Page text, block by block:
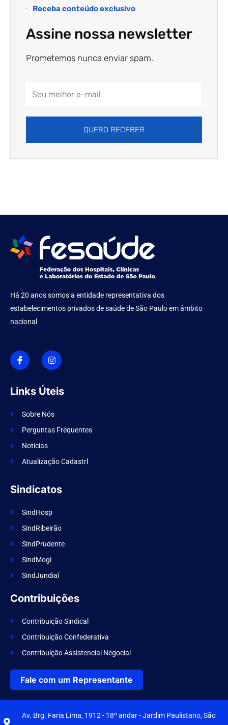
Receba conteúdo exclusivo
Assine nossa newsletter
Prometemos nunca enviar spam.
QUERO RECEBER
Há 20 anos somos a entidade representativa dos
estabelecimentos privados de saúde de São Paulo em âmbito
nacional
I
c
o
n
f
a
e
o
k
I
n
s
t
g
r
m
Links Úteis
Sobre Nós
Perguntas Frequentes
Notícias
Atualização Cadastrl
Sindicatos
SindHosp
SindRibeirão
SindPrudente
SindMogi
SindJundiaí
Contribuições
Contribuição Sindical
Contribuição Confederativa
Contribuição Assistencial Negocial
Fale com um Representante
Av. Brg. Faria Lima, 1912 - 18º andar - Jardim Paulistano, São